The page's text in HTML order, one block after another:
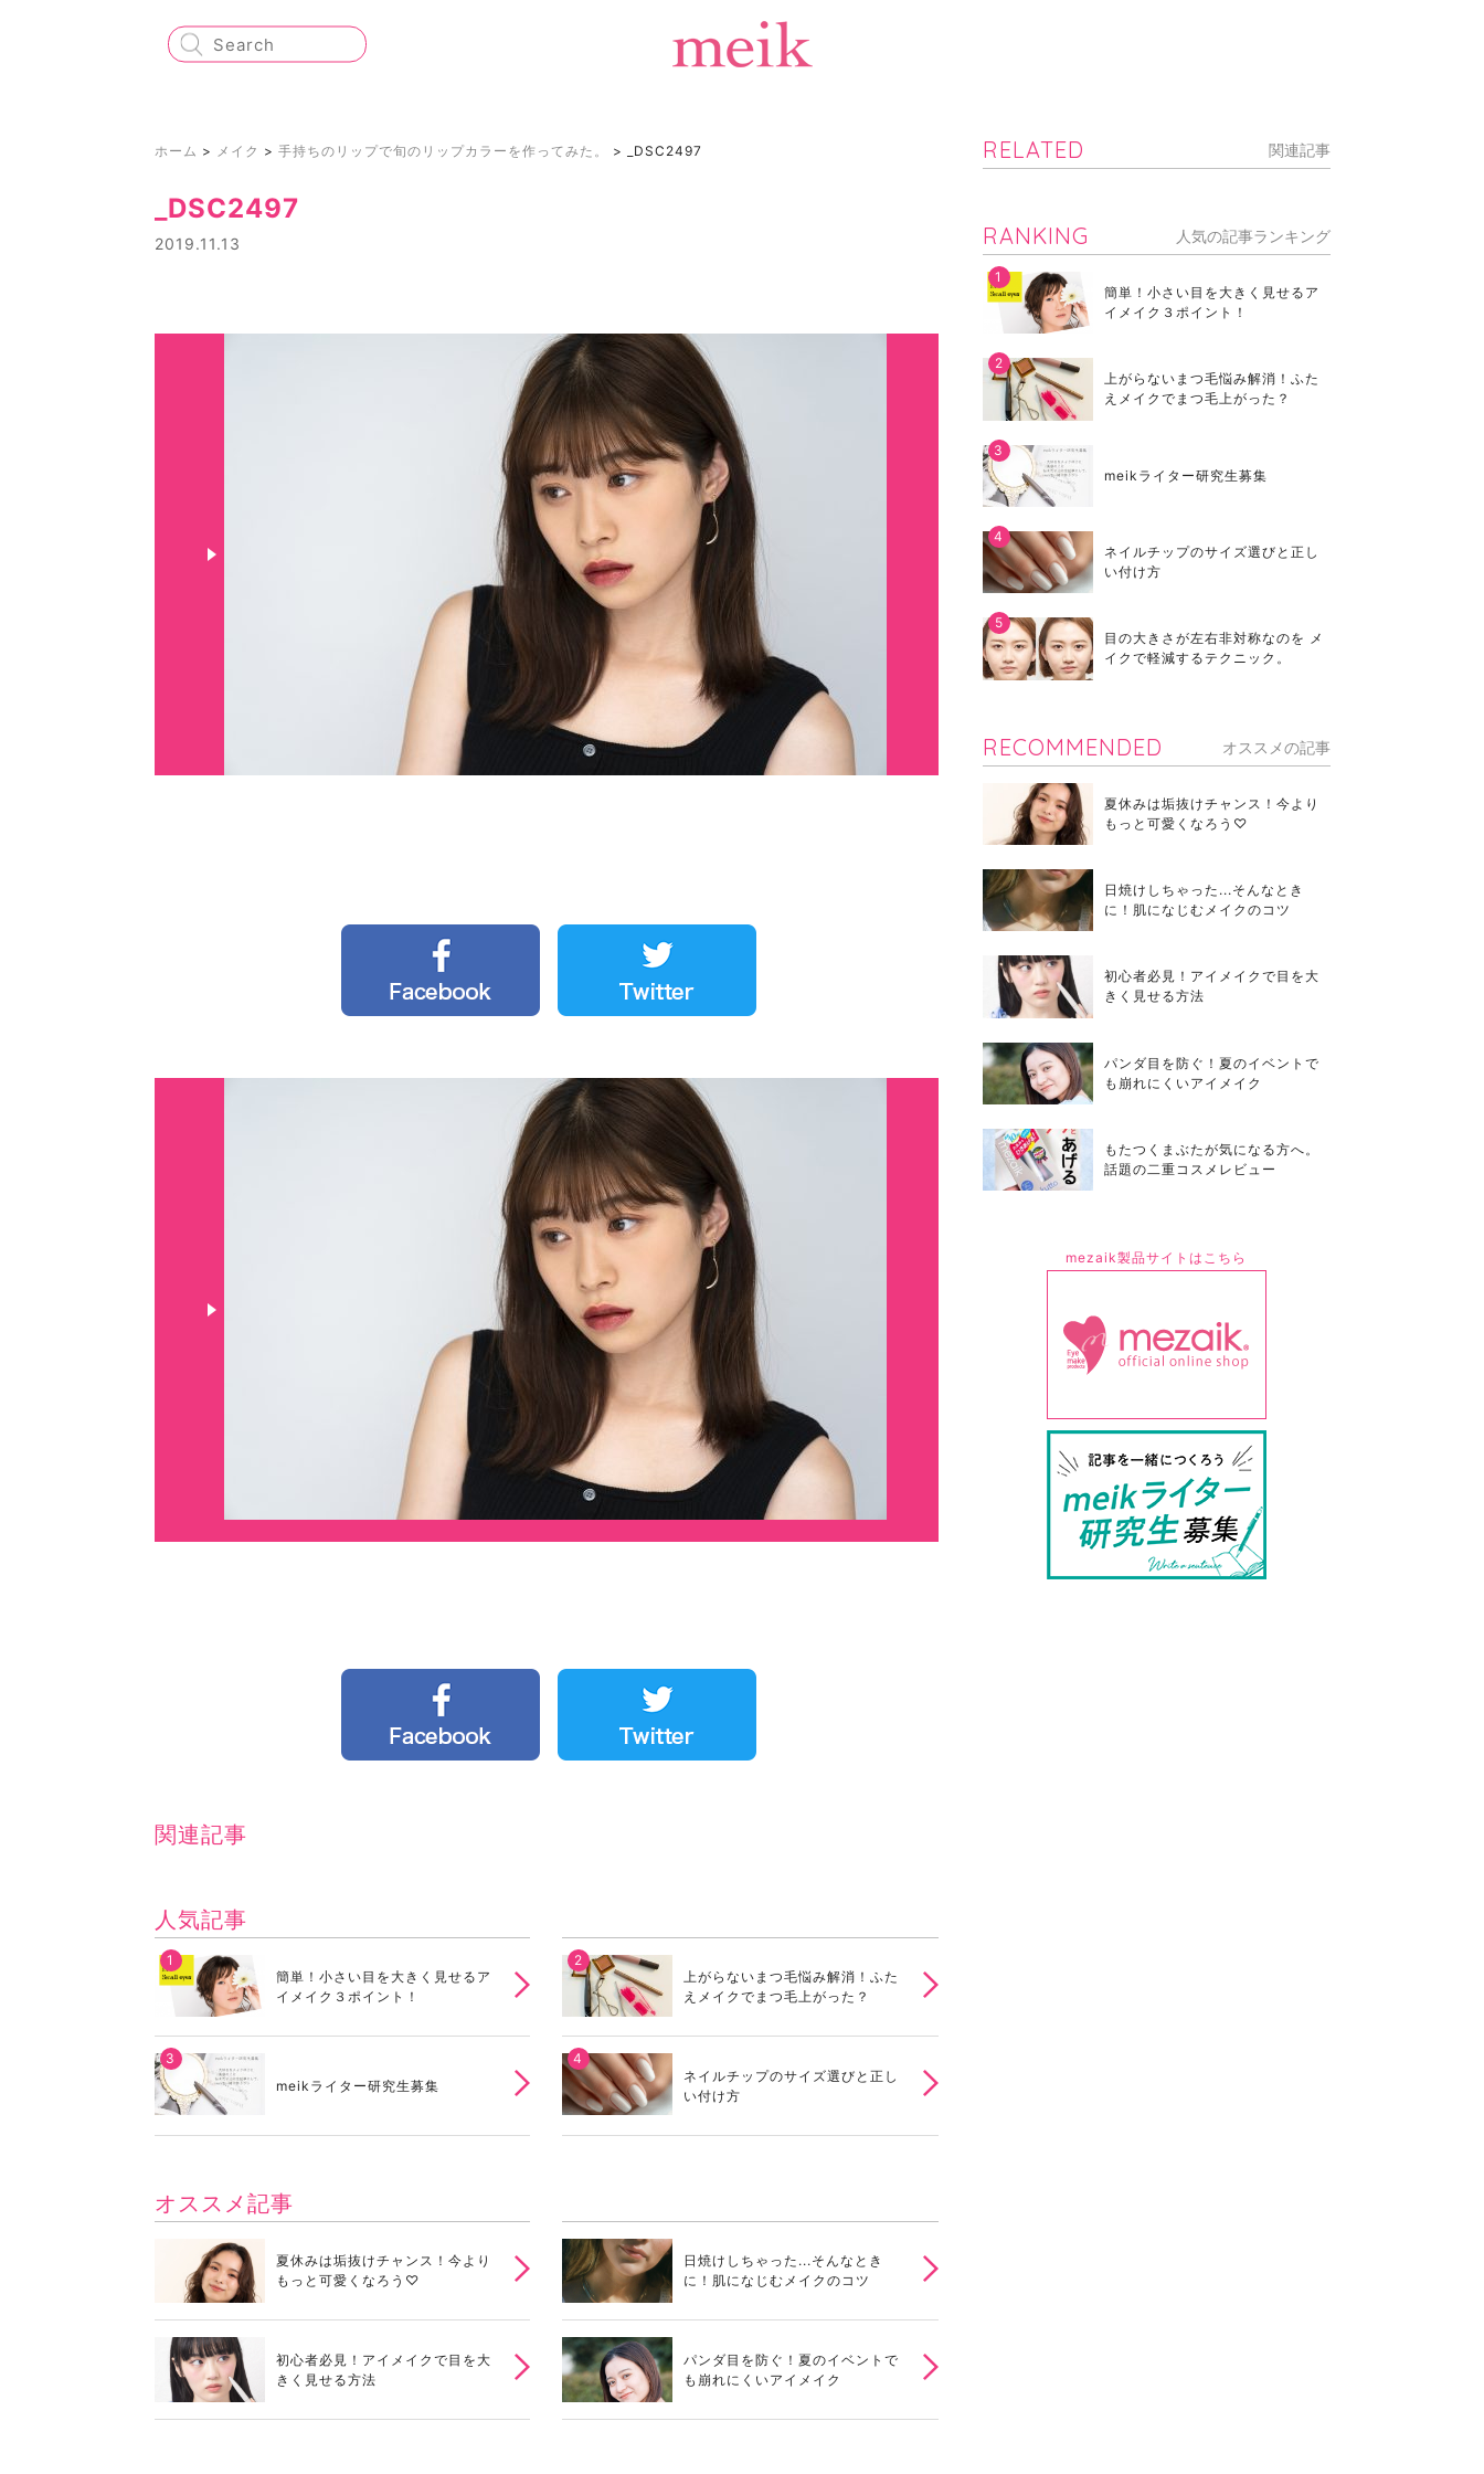
ホーム > メイク > 手持ちのリップで旬のリップカラーを作ってみた。 > _DSC2497
_DSC2497
2019.11.13
関連記事
人気記事
簡単！小さい目を大きく見せるア
イメイク３ポイント！
上がらないまつ毛悩み解消！ふた
えメイクでまつ毛上がった？
meikライター研究生募集
ネイルチップのサイズ選びと正し
い付け方
オススメ記事
夏休みは垢抜けチャンス！今より
もっと可愛くなろう♡
日焼けしちゃった...そんなとき
に！肌になじむメイクのコツ
初心者必見！アイメイクで目を大
きく見せる方法
パンダ目を防ぐ！夏のイベントで
も崩れにくいアイメイク
RELATED 関連記事
RANKING 人気の記事ランキング
簡単！小さい目を大きく見せるア
イメイク３ポイント！
上がらないまつ毛悩み解消！ふた
えメイクでまつ毛上がった？
meikライター研究生募集
ネイルチップのサイズ選びと正し
い付け方
目の大きさが左右非対称なのを メ
イクで軽減するテクニック。
RECOMMENDED オススメの記事
夏休みは垢抜けチャンス！今より
もっと可愛くなろう♡
日焼けしちゃった...そんなとき
に！肌になじむメイクのコツ
初心者必見！アイメイクで目を大
きく見せる方法
パンダ目を防ぐ！夏のイベントで
も崩れにくいアイメイク
もたつくまぶたが気になる方へ。
話題の二重コスメレビュー
mezaik製品サイトはこちら